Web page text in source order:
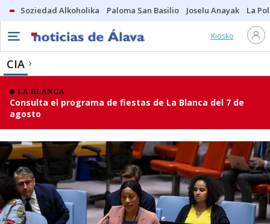
Soziedad Alkoholika Paloma San Basilio Joselu Anayak La
Kiosko
CIA
LA BLANCA
Consulta el programa de fiestas de La Blanca del 7 de
agosto